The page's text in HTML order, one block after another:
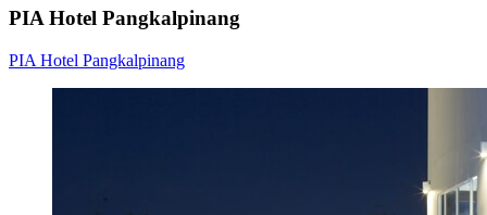
PIA Hotel Pangkalpinang
PIA Hotel Pangkalpinang